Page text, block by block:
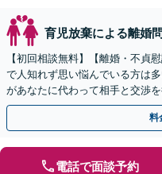
育児放棄による離婚
【初回相談無料】【離婚・不貞
で人知れず思い悩んでいる方は
があなたに代わって相手と交渉
く軽減されます。まずはお気軽
料
電話で面談予約